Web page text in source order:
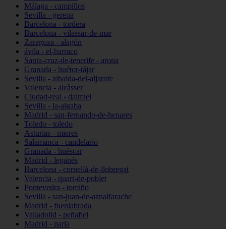
Málaga - campillos
Sevilla - gerena
Barcelona - tordera
Barcelona - vilassar-de-mar
Zaragoza - alagón
ávila - el-barraco
Santa-cruz-de-tenerife - arona
Granada - huétor-tájar
Sevilla - albaida-del-aljarafe
Valencia - alcàsser
Ciudad-real - daimiel
Sevilla - la-algaba
Madrid - san-fernando-de-henares
Toledo - toledo
Asturias - mieres
Salamanca - candelario
Granada - huéscar
Madrid - leganés
Barcelona - cornellà-de-llobregat
Valencia - quart-de-poblet
Pontevedra - tomiño
Sevilla - san-juan-de-aznalfarache
Madrid - fuenlabrada
Valladolid - peñafiel
Madrid - parla